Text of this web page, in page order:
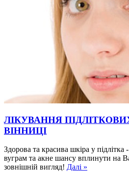
ЛІКУВАННЯ
ВІННИЦІ
Здорова та красива шкіра у
вуграм та акне шансу вплинути на
зовнішній вигляд! Далі »